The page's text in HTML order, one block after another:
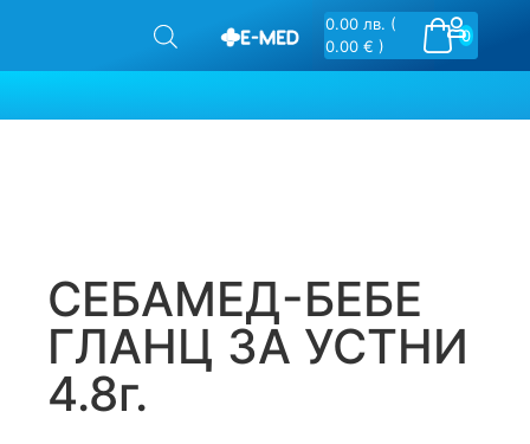
0
0.00 лв. (
0.00 € )
СЕБАМЕД-БЕБЕ
ГЛАНЦ ЗА УСТНИ
4.8г.